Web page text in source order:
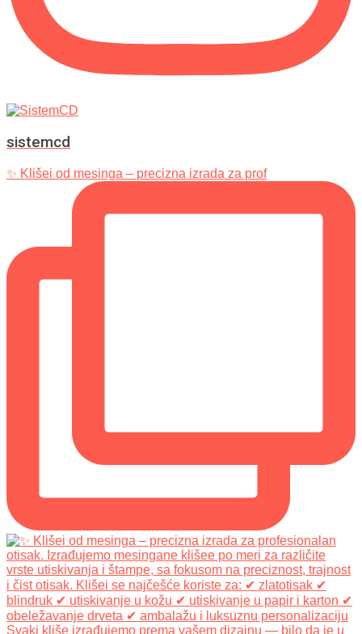
sistemcd
✨ Klišei od mesinga – precizna izrada za prof